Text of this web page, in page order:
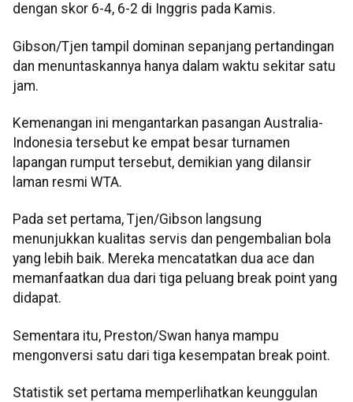
dengan skor 6-4, 6-2 di Inggris pada Kamis.
Gibson/Tjen tampil dominan sepanjang pertandingan
dan menuntaskannya hanya dalam waktu sekitar satu
jam.
Kemenangan ini mengantarkan pasangan Australia-
Indonesia tersebut ke empat besar turnamen
lapangan rumput tersebut, demikian yang dilansir
laman resmi WTA.
Pada set pertama, Tjen/Gibson langsung
menunjukkan kualitas servis dan pengembalian bola
yang lebih baik. Mereka mencatatkan dua ace dan
memanfaatkan dua dari tiga peluang break point yang
didapat.
Sementara itu, Preston/Swan hanya mampu
mengonversi satu dari tiga kesempatan break point.
Statistik set pertama memperlihatkan keunggulan